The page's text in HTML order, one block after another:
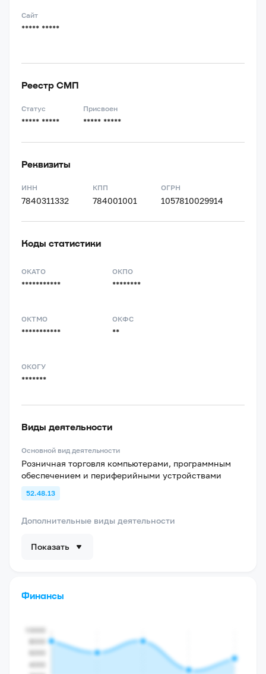
Сайт
***** *****
Реестр СМП
Статус
***** *****
Присвоен
***** *****
Реквизиты
ИНН
7840311332
КПП
784001001
ОГРН
1057810029914
Коды статистики
ОКАТО
***********
ОКПО
********
ОКТМО
***********
ОКФС
**
ОКОГУ
*******
Виды деятельности
Основной вид деятельности
Розничная торговля компьютерами, программным
обеспечением и периферийными устройствами
52.48.13
Дополнительные виды деятельности
Показать
Финансы